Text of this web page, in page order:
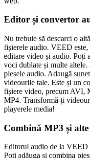
Editor și convertor
Nu trebuie să descarci o
fișierele audio. VEED este,
editare video și audio. Poți
voci dublate și multe
piesele audio. Adaugă
videourile tale. Este și un
fișiere video, precum AVI,
MP4. Transformă-ți
playerele media!
Combină MP3 și
Editorul audio de la VEED
Poți adăuga și combina